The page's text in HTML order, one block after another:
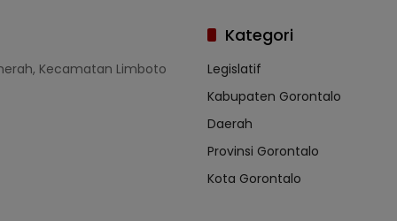
Kecamatan Limboto
Kategori
Legislatif
Kabupaten Gorontalo
Daerah
Provinsi Gorontalo
Kota Gorontalo